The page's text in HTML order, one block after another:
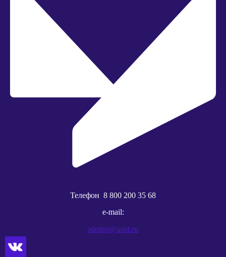
Телефон 8 800 200 35 68
e-mail:
sdoino@uust.ru